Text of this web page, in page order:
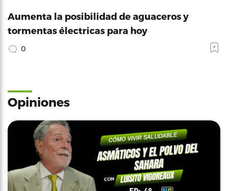
Aumenta la posibilidad de aguaceros y
tormentas électricas para hoy
0
Opiniones